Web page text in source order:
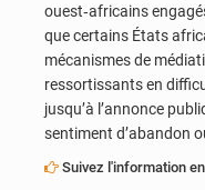
ouest‑africains
que certains États
mécanismes de
ressortissants en
jusqu’à l’annonce
sentiment d’abandon
Suivez l'information